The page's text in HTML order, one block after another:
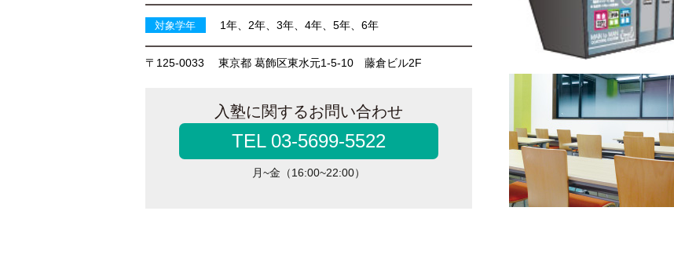
対象学年 1年、2年、3年、4年、5年、6年
〒125-0033 東京都 葛飾区東水元1-5-10 藤倉ビル2F
入塾に関するお問い合わせ
TEL 03-5699-5522
月~金（16:00~22:00）